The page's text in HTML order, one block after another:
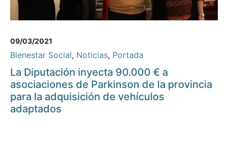
09/03/2021
Bienestar Social, Noticias, Portada
La Diputación inyecta 90.000 € a
asociaciones de Parkinson de la provincia
para la adquisición de vehículos
adaptados